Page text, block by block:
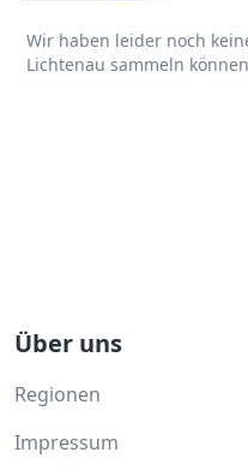
Wir haben leider noch
Lichtenau sammeln
Über uns
Regionen
Impressum